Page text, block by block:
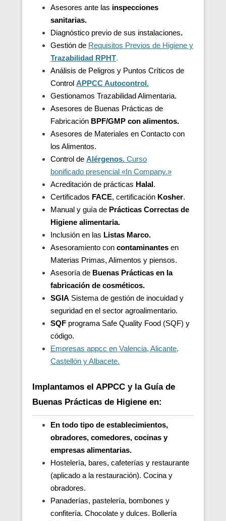
Asesores ante las inspecciones
sanitarias.
Diagnóstico previo de sus instalaciones.
Gestión de Requisitos Previos de Higiene y
Trazabilidad RPHT.
Análisis de Peligros y Puntos Críticos de
Control APPCC Autocontrol.
Gestionamos Trazabilidad Alimentaria.
Asesores de Buenas Prácticas de
Fabricación BPF/GMP con alimentos.
Asesores de Materiales en Contacto con
los Alimentos.
Control de Alérgenos. Curso
bonificado presencial «In Company.»
Acreditación de prácticas Halal.
Certificados FACE, certificación Kosher.
Manual y guía de Prácticas Correctas de
Higiene alimentaria.
Inclusión en las Listas Marco.
Asesoramiento con contaminantes en
Materias Primas, Alimentos y piensos.
Asesoría de Buenas Prácticas en la
fabricación de cosméticos.
SGIA Sistema de gestión de inocuidad y
seguridad en el sector agroalimentario.
SQF programa Safe Quality Food (SQF) y
código.
Empresas appcc en Valencia, Alicante,
Castellón y Albacete.
Implantamos el APPCC y la Guía de
Buenas Prácticas de Higiene en:
En todo tipo de establecimientos,
obradores, comedores, cocinas y
empresas alimentarias.
Hostelería, bares, cafeterías y restaurante
(aplicado a la restauración). Cocina y
obradores.
Panaderías, pastelería, bombones y
confitería. Chocolate y dulces. Bollería